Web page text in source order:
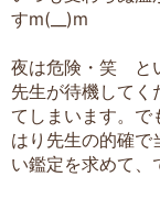
すm(__)m
夜は危険・笑 と
先生が待機してく
てしまいます。で
はり先生の的確で
い鑑定を求めて、